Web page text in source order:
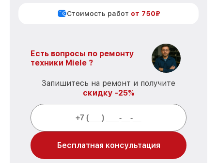
Стоимость работ от 750₽
Есть вопросы по ремонту
техники Miele ?
Запишитесь на ремонт и получите
скидку -25%
Бесплатная консультация